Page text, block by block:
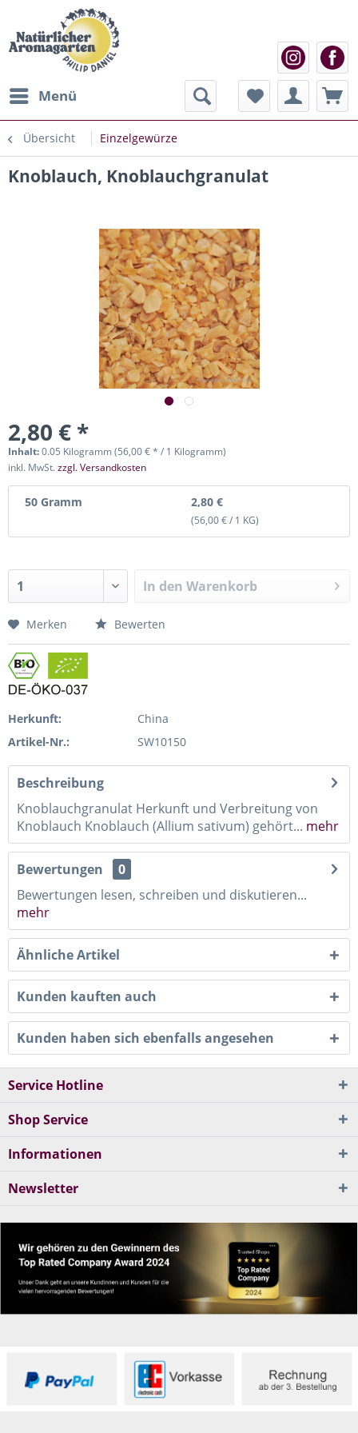
Menü
Übersicht Einzelgewürze
Knoblauch, Knoblauchgranulat
2,80 € *
Inhalt:0.05 Kilogramm (56,00 € * / 1 Kilogramm)
inkl. MwSt.zzgl. Versandkosten
50 Gramm 2,80 €
(56,00 € / 1 KG)
In den Warenkorb
Merken Bewerten
Herkunft:
China
Artikel-Nr.:
SW10150
Beschreibung
Knoblauchgranulat Herkunft und Verbreitung von
Knoblauch Knoblauch (Allium sativum) gehört... mehr
Bewertungen
0
Bewertungen lesen, schreiben und diskutieren...
mehr
Ähnliche Artikel
Kunden kauften auch
Kunden haben sich ebenfalls angesehen
Service Hotline
Shop Service
Informationen
Newsletter